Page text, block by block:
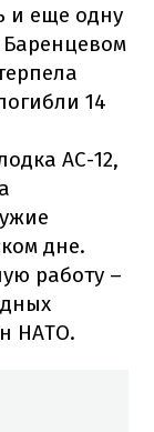
и еще одну
Баренцевом
14
АС-12,
дне.
работу –
НАТО.